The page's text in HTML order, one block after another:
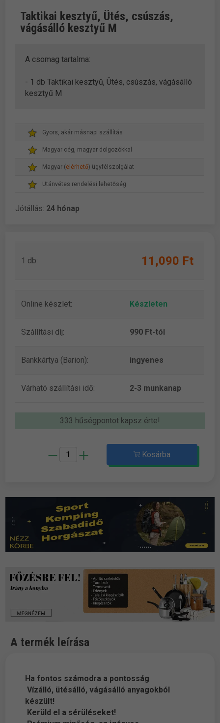
Taktikai kesztyű, Ütés, csúszás,
vágásálló kesztyű M
A csomag tartalma:
- 1 db Taktikai kesztyű, Ütés, csúszás, vágásálló
kesztyű M
Gyors, akár másnapi szállítás
Magyar cég, magyar dolgozókkal
Magyar (elérhető) ügyfélszolgálat
Utánvétes rendelési lehetőség
Jótállás: 24 hónap
1 db: 11,090 Ft
Online készlet: Készleten
Szállítási díj: 990 Ft-tól
Bankkártya (Barion): ingyenes
Várható szállítási idő: 2-3 munkanap
333 hűségpontot kapsz érte!
Kosárba
A termék leírása
Ha fontos számodra a pontosság
Vízálló, ütésálló, vágásálló anyagokból
készült!
Kerüld el a sérüléseket!